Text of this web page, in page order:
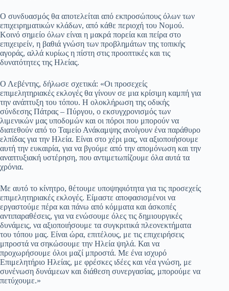
Ο συνδυασμός θα αποτελείται από εκπροσώπους όλων των
επιχειρηματικών κλάδων, από κάθε περιοχή του Νομού.
Κοινό σημείο όλων είναι η μακρά πορεία και πείρα στο
επιχειρείν, η βαθιά γνώση των προβλημάτων της τοπικής
αγοράς, αλλά κυρίως η πίστη στις προοπτικές και τις
δυνατότητες της Ηλείας.
Ο Λεβέντης, δήλωσε σχετικά: «Οι προσεχείς
επιμελητηριακές εκλογές θα γίνουν σε μια κρίσιμη καμπή για
την ανάπτυξη του τόπου. Η ολοκλήρωση της οδικής
σύνδεσης Πάτρας – Πύργου, ο εκσυγχρονισμός των
λιμενικών μας υποδομών και οι πόροι που μπορούν να
διατεθούν από το Ταμείο Ανάκαμψης ανοίγουν ένα παράθυρο
ελπίδας για την Ηλεία. Είναι στο χέρι μας, να αξιοποιήσουμε
αυτή την ευκαιρία, για να βγούμε από την απομόνωση και την
αναπτυξιακή υστέρηση, που αντιμετωπίζουμε όλα αυτά τα
χρόνια.
Με αυτό το κίνητρο, θέτουμε υποψηφιότητα για τις προσεχείς
επιμελητηριακές εκλογές. Είμαστε αποφασισμένοι να
εργαστούμε πέρα και πάνω από κόμματα και άσκοπές
αντιπαραθέσεις, για να ενώσουμε όλες τις δημιουργικές
δυνάμεις, να αξιοποιήσουμε τα συγκριτικά πλεονεκτήματα
του τόπου μας. Είναι ώρα, επιτέλους, με τις επιχειρήσεις
μπροστά να σηκώσουμε την Ηλεία ψηλά. Και να
προχωρήσουμε όλοι μαζί μπροστά. Με ένα ισχυρό
Επιμελητήριο Ηλείας, με φρέσκες ιδέες και νέα γνώση, με
συνένωση δυνάμεων και διάθεση συνεργασίας, μπορούμε να
πετύχουμε.»